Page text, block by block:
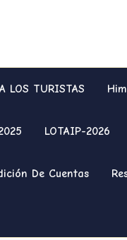
LOS TURISTAS
LOTAIP-2026
De Cuentas